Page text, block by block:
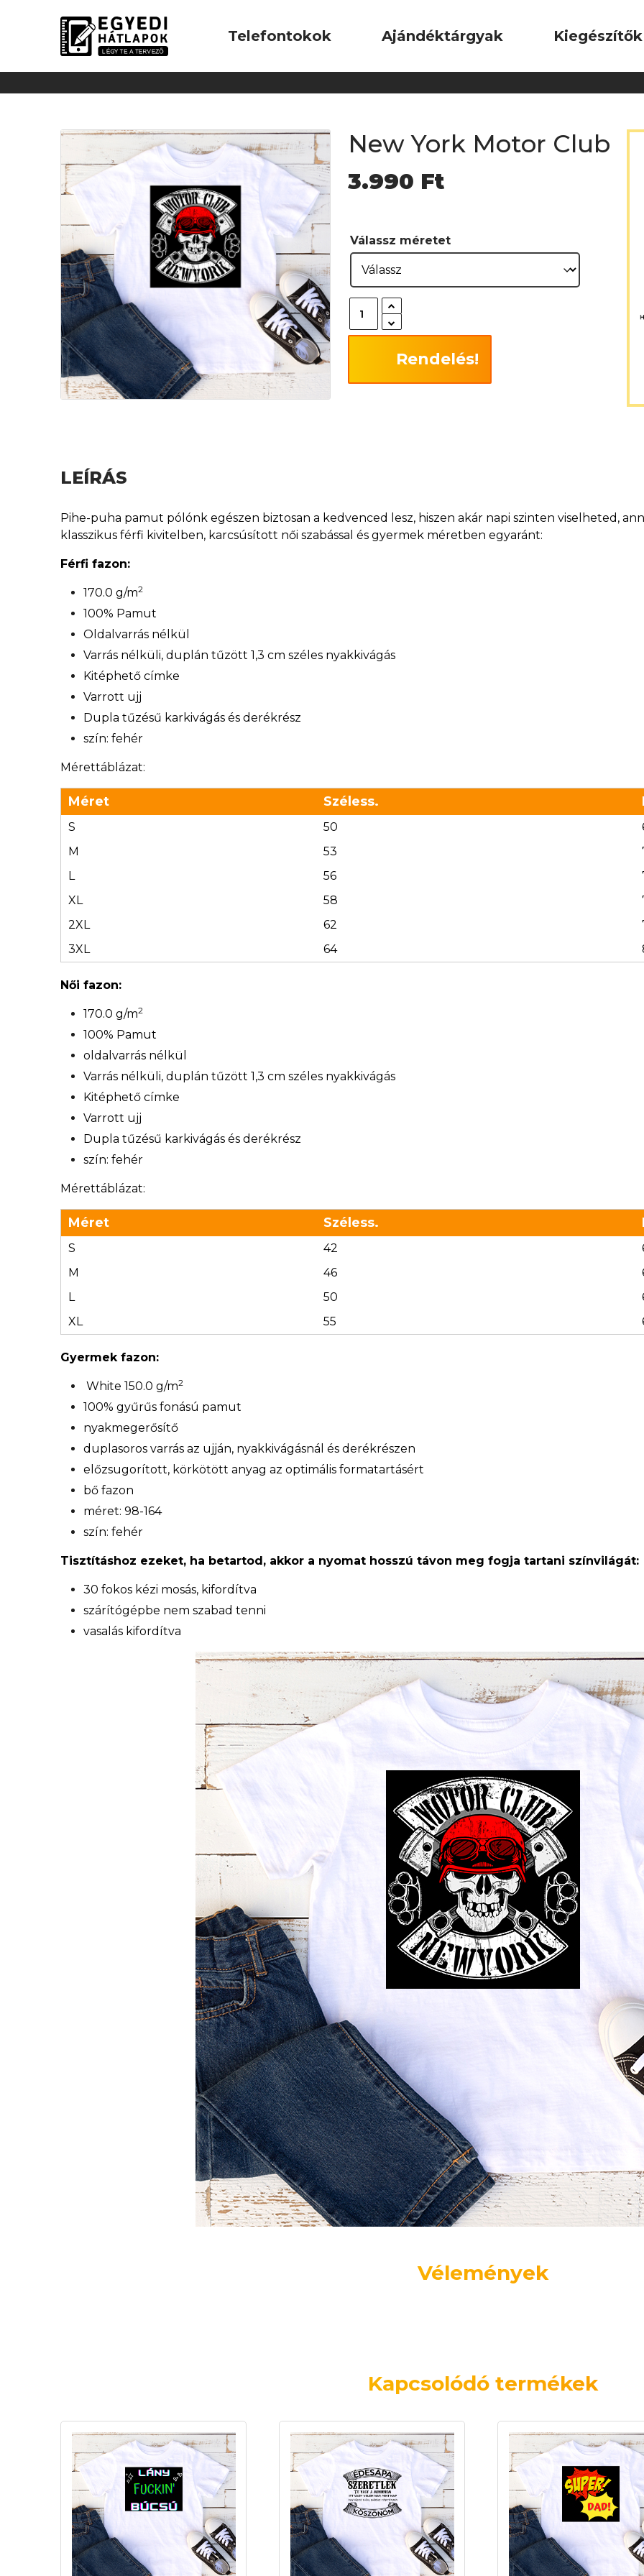
Telefontokok Ajándéktárgyak Kiegészítők
New York Motor Club
3.990 Ft
Válassz méretet
Rendelés!
LEÍRÁS
Pihe-puha pamut pólónk egészen biztosan a kedvenced lesz, hiszen akár napi szinten viselheted,
klasszikus férfi kivitelben, karcsúsított női szabással és gyermek méretben egyaránt:
Férfi fazon:
170.0 g/m2
100% Pamut
Oldalvarrás nélkül
Varrás nélküli, duplán tűzött 1,3 cm széles nyakkivágás
Kitéphető címke
Varrott ujj
Dupla tűzésű karkivágás és derékrész
szín: fehér
Mérettáblázat:
Méret Széless.
S 50
M
53
L
56
XL
58
2XL
62
3XL
64
Női fazon:
170.0 g/m2
100% Pamut
oldalvarrás nélkül
Varrás nélküli, duplán tűzött 1,3 cm széles nyakkivágás
Kitéphető címke
Varrott ujj
Dupla tűzésű karkivágás és derékrész
szín: fehér
Mérettáblázat:
Méret Széless.
S 42
M
46
L
50
XL
55
Gyermek fazon:
White 150.0 g/m2
100% gyűrűs fonású pamut
nyakmegerősítő
duplasoros varrás az ujján, nyakkivágásnál és derékrészen
előzsugorított, körkötött anyag az optimális formatartásért
bő fazon
méret: 98-164
szín: fehér
Tisztításhoz ezeket, ha betartod, akkor a nyomat hosszú távon meg fogja tartani színvilágát:
30 fokos kézi mosás, kifordítva
szárítógépbe nem szabad tenni
vasalás kifordítva
Vélemények
Kapcsolódó termékek